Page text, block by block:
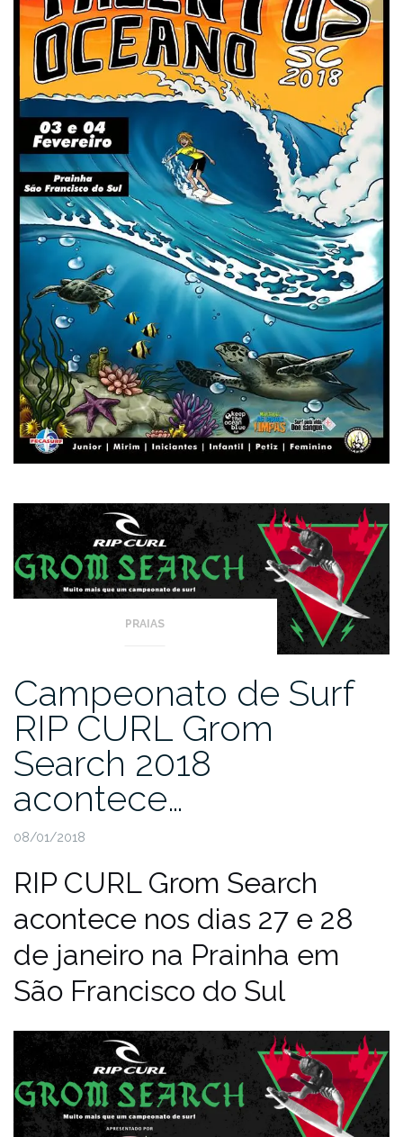
PRAIAS
Campeonato de Surf
RIP CURL Grom
Search 2018
acontece…
08/01/2018
RIP CURL Grom Search
acontece nos dias 27 e 28
de janeiro na Prainha em
São Francisco do Sul